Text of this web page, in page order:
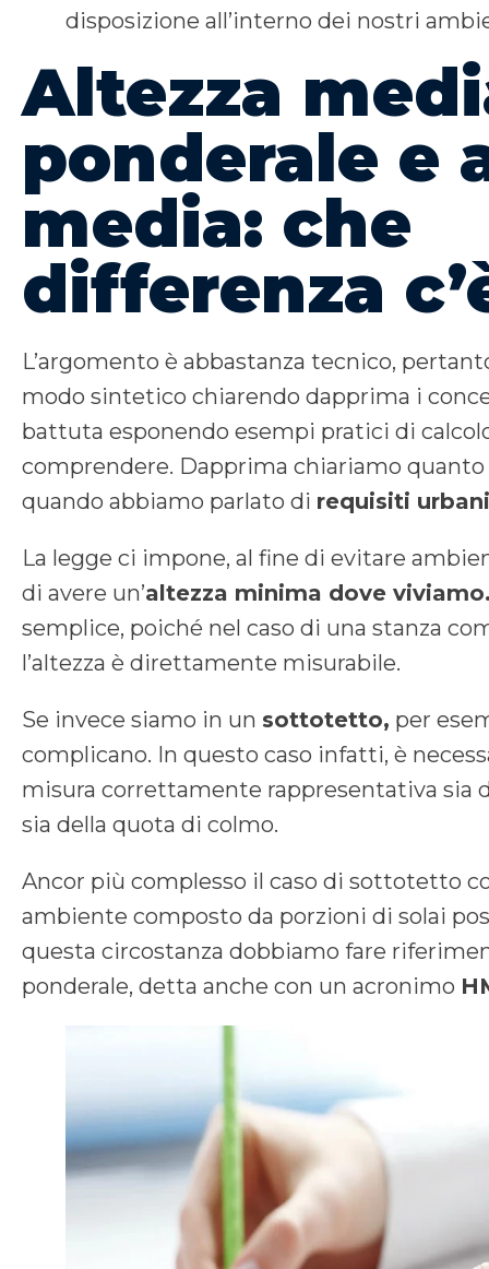
disposizione all’interno dei nostri
Altezza
ponderale e
media: che
differenza
L’argomento è abbastanza tecnico,
modo sintetico chiarendo dapprima i
battuta esponendo esempi pratici di
comprendere. Dapprima chiariamo quanto
quando abbiamo parlato di requisiti
La legge ci impone, al fine di evitare
di avere un’altezza minima dove
semplice, poiché nel caso di una stanza
l’altezza è direttamente misurabile.
Se invece siamo in un sottotetto, per
complicano. In questo caso infatti, è
misura correttamente rappresentativa sia
sia della quota di colmo.
Ancor più complesso il caso di sottotetto
ambiente composto da porzioni di solai
questa circostanza dobbiamo fare
ponderale, detta anche con un acronimo